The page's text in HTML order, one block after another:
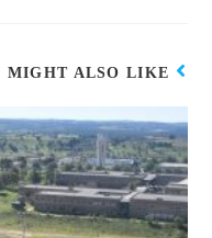
MIGHT ALSO LIKE